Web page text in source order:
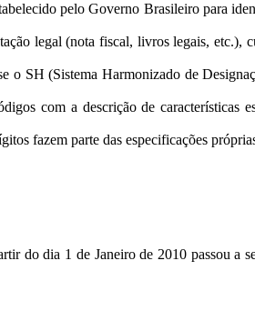
pelo Governo Brasileiro para
legal (nota fiscal, livros legais, etc.),
SH (Sistema Harmonizado de
com a descrição de características
fazem parte das especificações
do dia 1 de Janeiro de 2010 passou